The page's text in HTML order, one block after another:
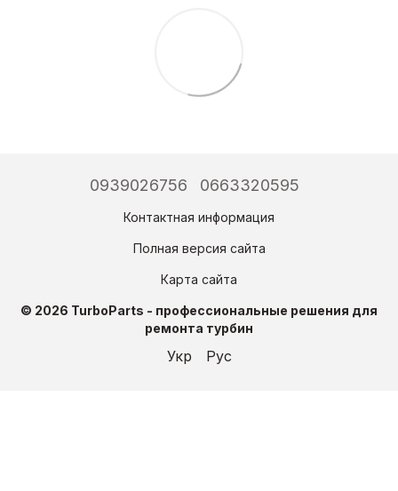
0939026756 0663320595
Контактная информация
Полная версия сайта
Карта сайта
© 2026 TurboParts - профессиональные решения для
ремонта турбин
Укр Рус